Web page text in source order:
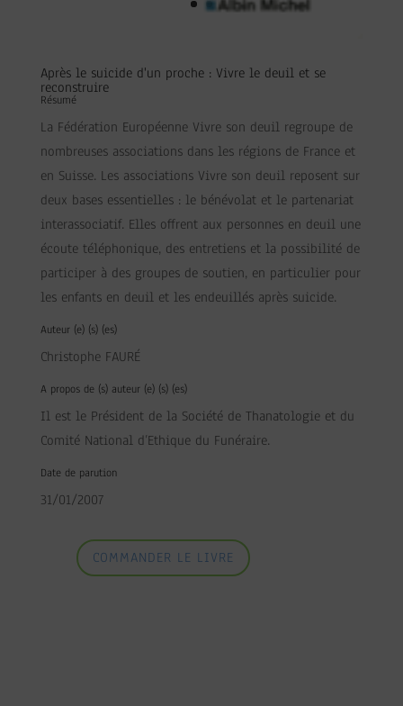
Après le suicide d'un proche : Vivre le deuil et se
reconstruire
Résumé
La Fédération Européenne Vivre son deuil regroupe de
nombreuses associations dans les régions de France et
en Suisse. Les associations Vivre son deuil reposent sur
deux bases essentielles : le bénévolat et le partenariat
interassociatif. Elles offrent aux personnes en deuil une
écoute téléphonique, des entretiens et la possibilité de
participer à des groupes de soutien, en particulier pour
les enfants en deuil et les endeuillés après suicide.
Auteur (e) (s) (es)
Christophe FAURÉ
A propos de (s) auteur (e) (s) (es)
Il est le Président de la Société de Thanatologie et du
Comité National d’Ethique du Funéraire.
Date de parution
31/01/2007
COMMANDER LE LIVRE